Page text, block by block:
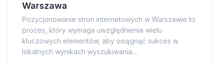
Warszawa
Pozycjonowanie stron internetowych w Warszawie to
proces, który wymaga uwzględnienia wielu
kluczowych elementów, aby osiągnąć sukces w
lokalnych wynikach wyszukiwania....